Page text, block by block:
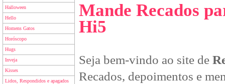
Halloween
Hello
Homens Gatos
Horóscopo
Hugs
Inveja
Kisses
Lidos, Respondidos e apagados
Mande Recados
Hi5
Seja bem-vindo ao site de
Recados, depoimentos e